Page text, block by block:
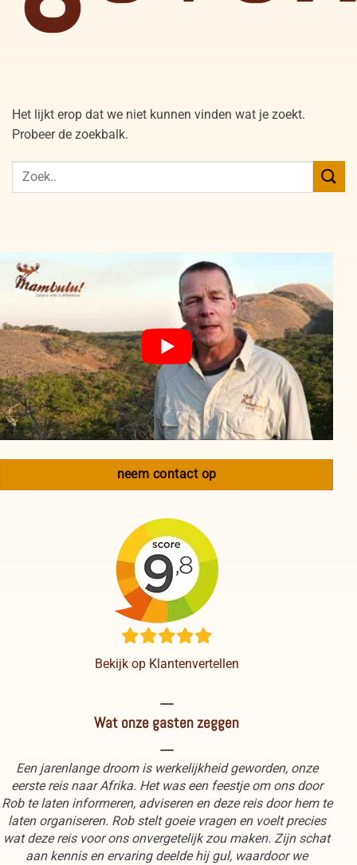
Het lijkt erop dat we niet kunnen vinden wat je zoekt.
Probeer de zoekbalk.
neem contact op
Bekijk op Klantenvertellen
----
Wat onze gasten zeggen
----
Een jarenlange droom is werkelijkheid geworden, onze
eerste reis naar Afrika. Het was een feestje om ons door
Rob te laten informeren, adviseren en deze reis door hem te
laten organiseren. Rob stelt goeie vragen en voelt precies
wat deze reis voor ons onvergetelijk zou maken. Zijn schat
aan kennis en ervaring deelde hij gul, waardoor we